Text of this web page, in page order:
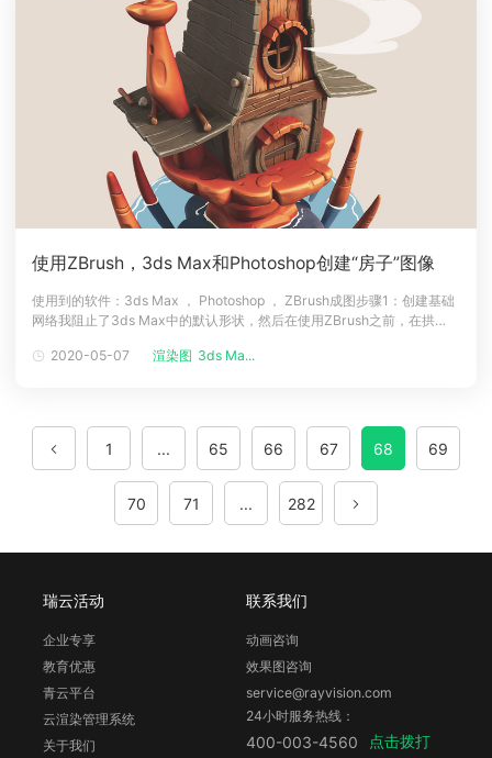
使用ZBrush，3ds Max和Photoshop创建“房子”图像
使用到的软件：3ds Max ， Photoshop ， ZBrush成图步骤1：创建基础
网络我阻止了3ds Max中的默认形状，然后在使用ZBrush之前，在拱
GoZ插件作为3ds Max和ZBrush之间的桥梁来导出所有元素。步骤2：在
2020-05-07 渲染图 3ds Ma...
1 ... 65 66 67 68 69
70 71 ... 282
瑞云活动
企业专享
教育优惠
青云平台
云渲染管理系统
关于我们
联系我们
动画咨询
效果图咨询
service@rayvision.com
24小时服务热线：
400-003-4560 点击拨打